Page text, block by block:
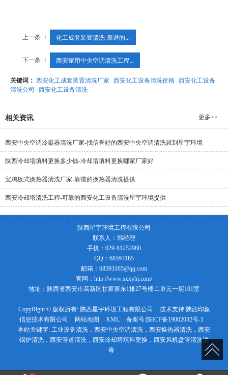
上一条 ： 化工成套装置清洗-靠谱的...
下一条 ： 西安家用中央空调清洗工程...
关键词： 西安化工成套装置清洗厂家 西安化工设备清洗价格 西安化工设备
清洗公司 西安化工设备清洗
相关资讯 更多>>
西安中央空调冷凝器清洗厂家-找信誉好的西安中央空调清洗就到星宇环境
陕西冷却塔填料更换多少钱-冷却塔填料更换哪家厂家好
宝鸡板式换热器清洗厂家-靠谱的换热器清洗提供
西安冷却塔清洗工程-可靠的西安化工设备清洗星宇环境提供
陕西星宇环境工程有限公司
联系人：韩经理
手机：029-81252980
QQ：68593165
邮箱：68593165@qq.com
官网：http://www.sxxyhj.com/
地址：陕西省西安市高新区甘家寨东1排27号楼二单元一层101室
CopyRight © 版权所有: 陕西星宇环境工程有限公司 技术支持:陕西印象
信息技术有限公司
网站地图 XML 备案号:陕ICP备19002032号-1
本站关键字: 工业设备清洗，西安中央空调清洗，西安换热器清洗，西安
锅炉清洗，西安管道清洗，西安冷却塔填料更换，西安风机盘管清洗消
毒